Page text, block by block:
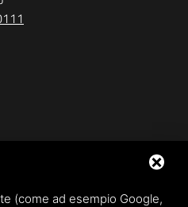
al 31/10/2023)
(dal 01/11/2023)
(come ad esempio Google,